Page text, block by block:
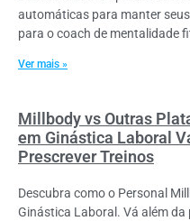
automáticas para manter
para o coach de mentalidade
Ver mais »
Millbody vs Outras
em Ginástica Laboral
Prescrever Treinos
Descubra como o Personal
Ginástica Laboral. Vá além